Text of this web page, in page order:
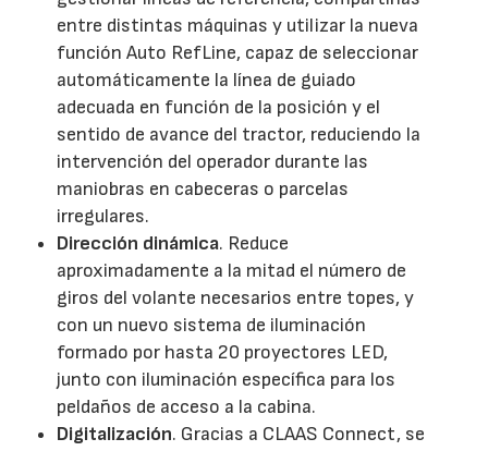
entre distintas máquinas y utilizar la nueva
función Auto RefLine, capaz de seleccionar
automáticamente la línea de guiado
adecuada en función de la posición y el
sentido de avance del tractor, reduciendo la
intervención del operador durante las
maniobras en cabeceras o parcelas
irregulares.
Dirección dinámica. Reduce
aproximadamente a la mitad el número de
giros del volante necesarios entre topes, y
con un nuevo sistema de iluminación
formado por hasta 20 proyectores LED,
junto con iluminación específica para los
peldaños de acceso a la cabina.
Digitalización. Gracias a CLAAS Connect, se